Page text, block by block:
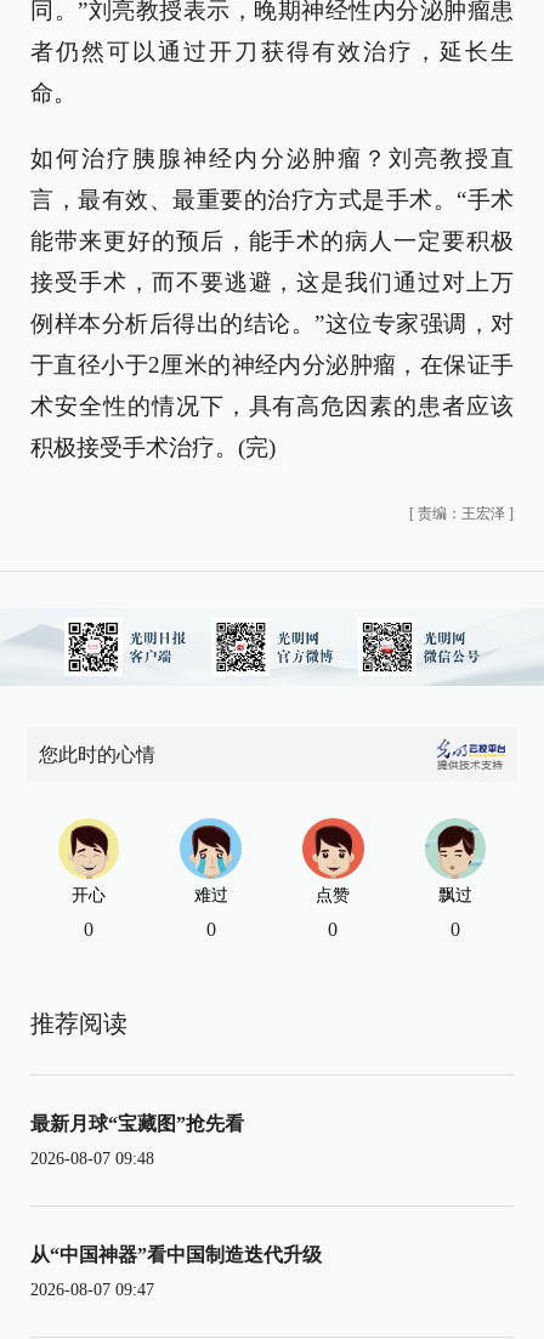
同。”刘亮教授表示，晚期神经性内分泌肿瘤患
者仍然可以通过开刀获得有效治疗，延长生
命。
如何治疗胰腺神经内分泌肿瘤？刘亮教授直
言，最有效、最重要的治疗方式是手术。“手术
能带来更好的预后，能手术的病人一定要积极
接受手术，而不要逃避，这是我们通过对上万
例样本分析后得出的结论。”这位专家强调，对
于直径小于2厘米的神经内分泌肿瘤，在保证手
术安全性的情况下，具有高危因素的患者应该
积极接受手术治疗。(完)
[ 责编：王宏泽 ]
您此时的心情
开心
0
难过
0
点赞
0
飘过
0
推荐阅读
最新月球“宝藏图”抢先看
2026-08-07 09:48
从“中国神器”看中国制造迭代升级
2026-08-07 09:47